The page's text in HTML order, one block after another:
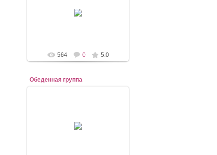
564 0 5.0
Обеденная группа